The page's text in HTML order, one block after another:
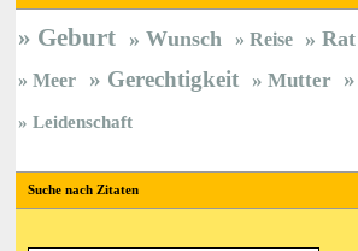
Geburt Wunsch Reise Rat
Meer
Gerechtigkeit Mutter
Leidenschaft
Suche nach Zitaten